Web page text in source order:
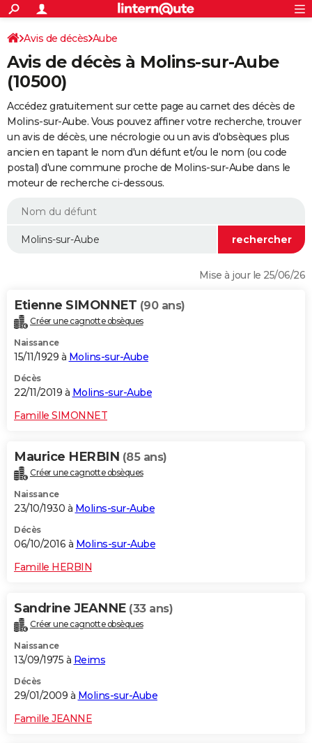
ACTUALITÉS
Politique
Société
Faits Divers
Education
Monde
Villes
+
SPORT
Coupe du monde 2026
Football
Tennis
Cyclisme
Rugby
Forum
FINANCE
Retraite
Impôts
Epargne
Immobilier
Risques naturels par ville
Banque
Assurance
Crédit
Essais
Réserver un essai
Citadines
Berlines
SUV
Forum auto
+
HIGH-TECH
Mobiles
Meilleur smartphone
Internet
Ordinateurs
Jeux vidéo
Guide high-tech
+BRICOLAGE
Forum
Aménagement intérieur
Extérieur
Cuisine
Salle de bains
Jardinage
Rangement
WEEK-END
Guides de France
Escapades
Patrimoine
Expositions
Musées
Week-end nature
LIFESTYLE
Alimentation
Guide de la santé
Maladies
Médicaments
Sommeil
VOYAGE
Destinations
City break
Voyage nature
Voyage de noces
Forum
Climat
+PHOTO
GUIDES D'ACHAT
BONS PLANS
CARTE DE VOEUX
Dictionnaire
Biographies
Citations
Expressions
Proverbes
PROGRAMME TV
COPAINS D'AVANT
S'inscrire
Se connecter
Lycées
Collèges
Primaires
Universités
Entreprises
Service militaire
Avis de recherche
AVIS DE DÉCÈS
Avis de décès Aube
Avis de décès à Molins-sur-Aube
(10500)
Accédez gratuitement sur cette page au carnet des décès de
Molins-sur-Aube. Vous pouvez affiner votre recherche, trouver
un avis de décès, une nécrologie ou un avis d'obsèques plus
ancien en tapant le nom d'un défunt et/ou le nom (ou code
postal) d'une commune proche de Molins-sur-Aube dans le
moteur de recherche ci-dessous.
Mise à jour le 25/06/26
Etienne SIMONNET (90 ans)
Créer une cagnotte obsèques
Naissance
15/11/1929 à Molins-sur-Aube
Décès
22/11/2019 à Molins-sur-Aube
Famille SIMONNET
Maurice HERBIN (85 ans)
Créer une cagnotte obsèques
Naissance
23/10/1930 à Molins-sur-Aube
Décès
06/10/2016 à Molins-sur-Aube
Famille HERBIN
Sandrine JEANNE (33 ans)
Créer une cagnotte obsèques
Naissance
13/09/1975 à Reims
Décès
29/01/2009 à Molins-sur-Aube
Famille JEANNE